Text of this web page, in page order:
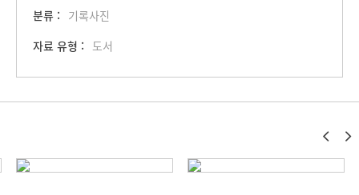
분류 : 기록사진
자료 유형 : 도서